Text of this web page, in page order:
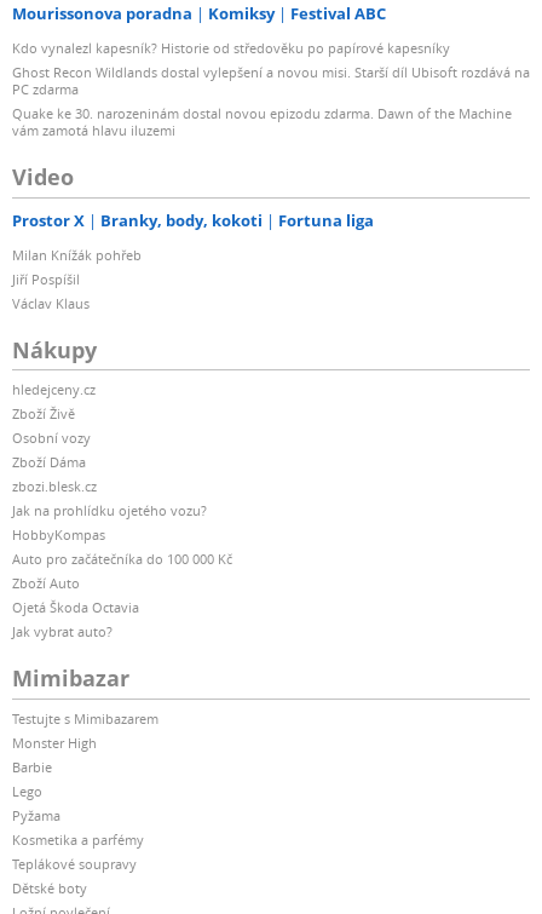
Mourissonova poradna Komiksy Festival ABC
Kdo vynalezl kapesník? Historie od středověku po papírové kapesníky
Ghost Recon Wildlands dostal vylepšení a novou misi. Starší díl Ubisoft rozdává na
PC zdarma
Quake ke 30. narozeninám dostal novou epizodu zdarma. Dawn of the Machine
vám zamotá hlavu iluzemi
Video
Prostor X Branky, body, kokoti Fortuna liga
Milan Knížák pohřeb
Jiří Pospíšil
Václav Klaus
Nákupy
hledejceny.cz
Zboží Živě
Osobní vozy
Zboží Dáma
zbozi.blesk.cz
Jak na prohlídku ojetého vozu?
HobbyKompas
Auto pro začátečníka do 100 000 Kč
Zboží Auto
Ojetá Škoda Octavia
Jak vybrat auto?
Mimibazar
Testujte s Mimibazarem
Monster High
Barbie
Lego
Pyžama
Kosmetika a parfémy
Teplákové soupravy
Dětské boty